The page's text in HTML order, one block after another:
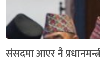
संसदमा आएर नै